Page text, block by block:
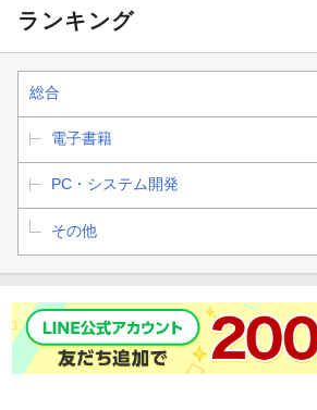
ランキング
総合
電子書籍
PC・システム開発
その他